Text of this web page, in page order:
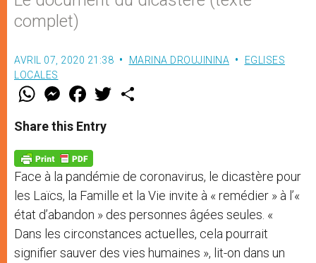
complet)
AVRIL 07, 2020 21:38 MARINA DROUJININA
EGLISES
LOCALES
W
t
s
p
p
M
e
s
e
g
e
r
F
a
e
b
o
k
w
Share this Entry
Face à la pandémie de coronavirus, le dicastère pour
les Laïcs, la Famille et la Vie invite à « remédier » à l’«
état d’abandon » des personnes âgées seules. «
Dans les circonstances actuelles, cela pourrait
signifier sauver des vies humaines », lit-on dans un